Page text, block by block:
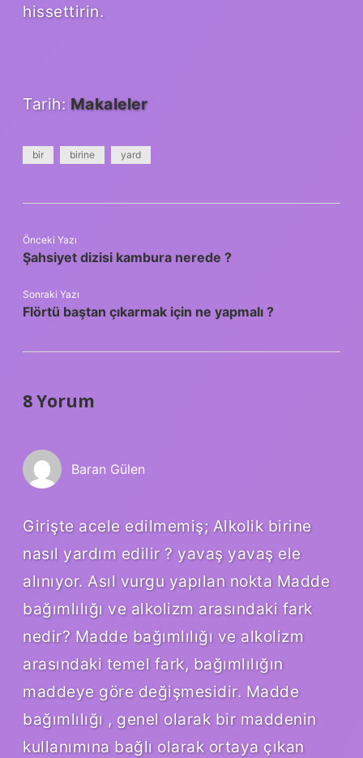
hissettirin.
Tarih: Makaleler
bir birine yard
Önceki Yazı
Şahsiyet dizisi kambura nerede ?
Sonraki Yazı
Flörtü baştan çıkarmak için ne yapmalı ?
8 Yorum
Baran Gülen
Girişte acele edilmemiş; Alkolik birine
nasıl yardım edilir ? yavaş yavaş ele
alınıyor. Asıl vurgu yapılan nokta Madde
bağımlılığı ve alkolizm arasındaki fark
nedir? Madde bağımlılığı ve alkolizm
arasındaki temel fark, bağımlılığın
maddeye göre değişmesidir. Madde
bağımlılığı , genel olarak bir maddenin
kullanımına bağlı olarak ortaya çıkan